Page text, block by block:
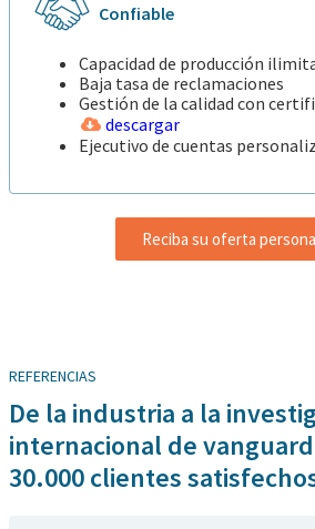
Confiable
Capacidad de producción
Baja tasa de reclamaciones
Gestión de la calidad con
descargar
Ejecutivo de cuentas
Reciba su oferta
REFERENCIAS
De la industria a la
internacional de
30.000 clientes